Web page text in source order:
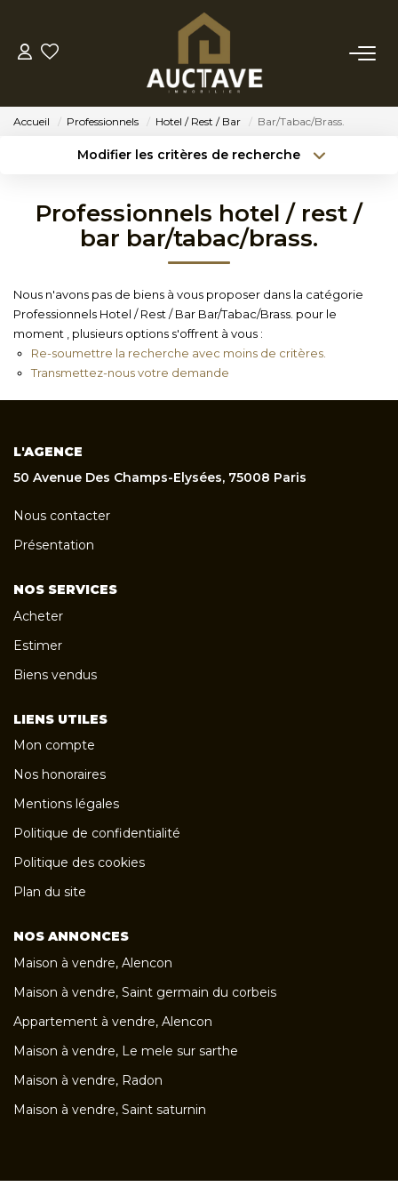
ACHETER
NOTRE AGENCE
NOTRE PHILOSOPHIE
CONTACT
Accueil Professionnels Hotel / Rest / Bar Bar/Tabac/Brass.
Modifier les critères de recherche
Sélectionnez...
Type de bien
Surface min
Plus de critères Créer une alerte
Professionnels hotel / rest /
bar bar/tabac/brass.
Nous n'avons pas de biens à vous proposer dans la catégorie
Professionnels Hotel / Rest / Bar Bar/Tabac/Brass. pour le
moment , plusieurs options s'offrent à vous :
Re-soumettre la recherche avec moins de critères.
Transmettez-nous votre demande
L'AGENCE
50 Avenue Des Champs-Elysées, 75008 Paris
Nous contacter
Présentation
NOS SERVICES
Acheter
Estimer
Biens vendus
LIENS UTILES
Mon compte
Nos honoraires
Mentions légales
Politique de confidentialité
Politique des cookies
Plan du site
NOS ANNONCES
Maison à vendre, Alencon
Maison à vendre, Saint germain du corbeis
Appartement à vendre, Alencon
Maison à vendre, Le mele sur sarthe
Maison à vendre, Radon
Maison à vendre, Saint saturnin